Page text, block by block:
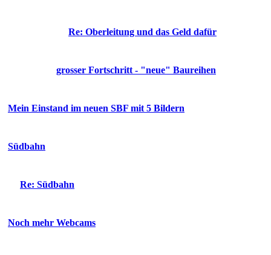
Re: Oberleitung und das Geld dafür
grosser Fortschritt - "neue" Baureihen
Mein Einstand im neuen SBF mit 5 Bildern
Südbahn
Re: Südbahn
Noch mehr Webcams